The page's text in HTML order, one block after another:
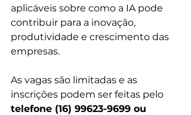
aplicáveis sobre como a IA pode
contribuir para a inovação,
produtividade e crescimento das
empresas.
As vagas são limitadas e as
inscrições podem ser feitas pelo
telefone (16) 99623-9699 ou